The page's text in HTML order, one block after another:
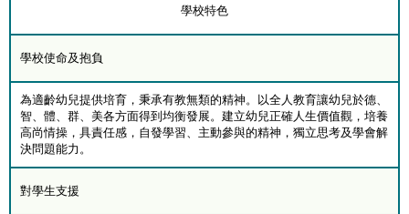
學校特色
學校使命及抱負
為適齡幼兒提供培育，秉承有教無類的精神。以全人教育讓幼兒於德、
智、體、群、美各方面得到均衡發展。建立幼兒正確人生價值觀，培養
高尚情操，具責任感，自發學習、主動參與的精神，獨立思考及學會解
決問題能力。
對學生支援